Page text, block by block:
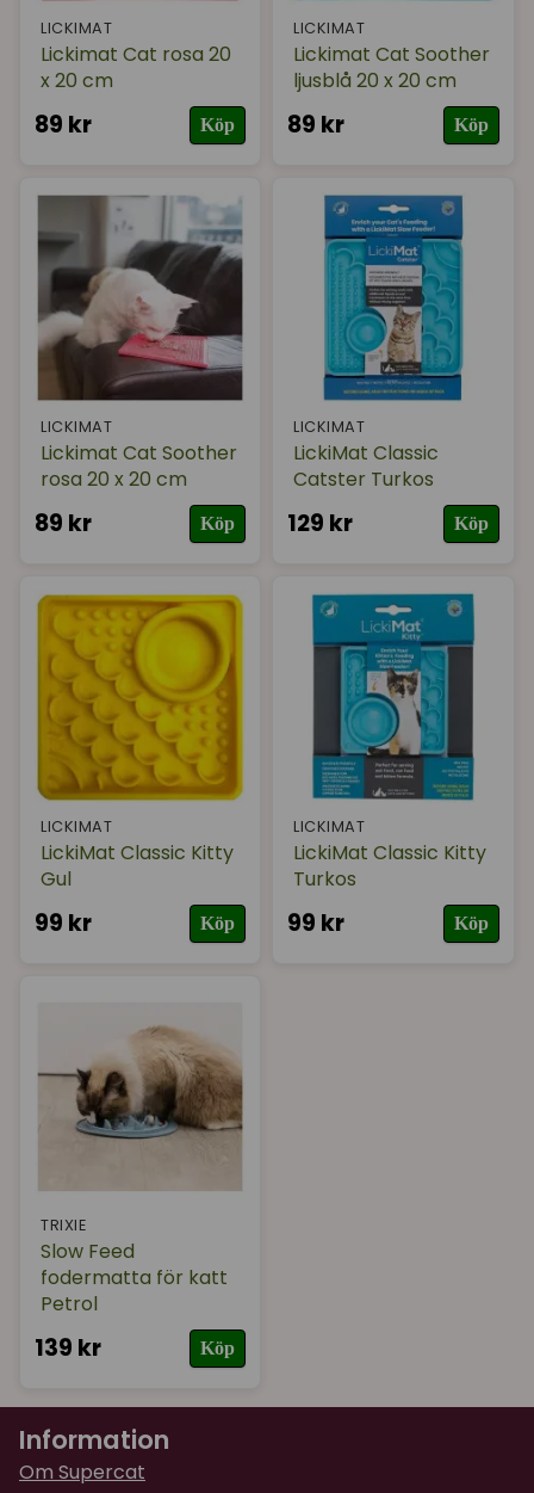
LICKIMAT
Lickimat Cat rosa 20
x 20 cm
89 kr Köp
LICKIMAT
Lickimat Cat Soother
ljusblå 20 x 20 cm
89 kr Köp
LICKIMAT
Lickimat Cat Soother
rosa 20 x 20 cm
89 kr Köp
LICKIMAT
LickiMat Classic
Catster Turkos
129 kr Köp
LICKIMAT
LickiMat Classic Kitty
Gul
99 kr Köp
LICKIMAT
LickiMat Classic Kitty
Turkos
99 kr Köp
TRIXIE
Slow Feed
fodermatta för katt
Petrol
139 kr Köp
Information
Om Supercat